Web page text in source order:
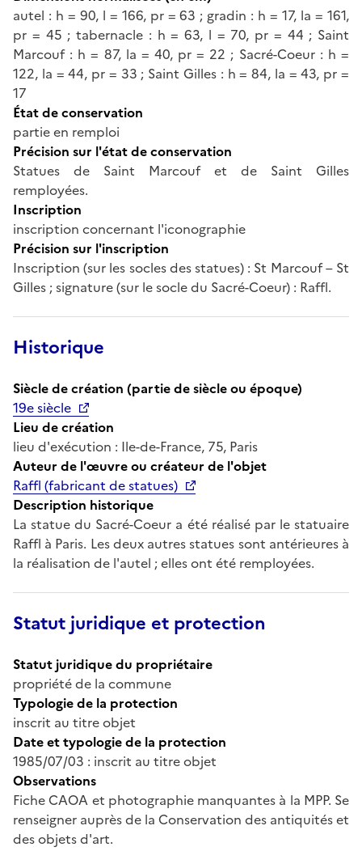
autel : h = 90, l = 166, pr = 63 ; gradin : h = 17, la = 161,
pr = 45 ; tabernacle : h = 63, l = 70, pr = 44 ; Saint
Marcouf : h = 87, la = 40, pr = 22 ; Sacré-Coeur : h =
122, la = 44, pr = 33 ; Saint Gilles : h = 84, la = 43, pr =
17
État de conservation
partie en remploi
Précision sur l'état de conservation
Statues de Saint Marcouf et de Saint Gilles
remployées.
Inscription
inscription concernant l'iconographie
Précision sur l'inscription
Inscription (sur les socles des statues) : St Marcouf – St
Gilles ; signature (sur le socle du Sacré-Coeur) : Raffl.
Historique
Siècle de création (partie de siècle ou époque)
19e siècle
Lieu de création
lieu d'exécution : Ile-de-France, 75, Paris
Auteur de l'œuvre ou créateur de l'objet
Raffl (fabricant de statues)
Description historique
La statue du Sacré-Coeur a été réalisé par le statuaire
Raffl à Paris. Les deux autres statues sont antérieures à
la réalisation de l'autel ; elles ont été remployées.
Statut juridique et protection
Statut juridique du propriétaire
propriété de la commune
Typologie de la protection
inscrit au titre objet
Date et typologie de la protection
1985/07/03 : inscrit au titre objet
Observations
Fiche CAOA et photographie manquantes à la MPP. Se
renseigner auprès de la Conservation des antiquités et
des objets d'art.